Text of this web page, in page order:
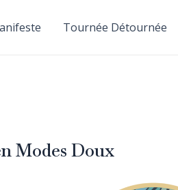
Tournée Détournée
Modes Doux